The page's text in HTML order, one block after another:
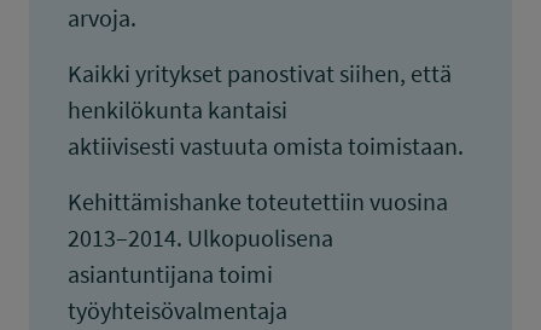
arvoja.
Kaikki yritykset panostivat siihen, että
henkilökunta kantaisi
aktiivisesti vastuuta omista toimistaan.
Kehittämishanke toteutettiin vuosina
2013–2014. Ulkopuolisena
asiantuntijana toimi
työyhteisövalmentaja